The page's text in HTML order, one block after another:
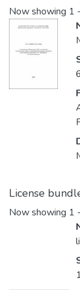
Now showing 1
License
Now showing 1